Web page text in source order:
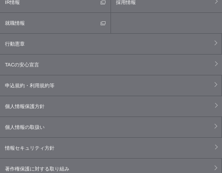
IR情報 採用情報
就職情報
行動憲章
TACの安心宣言
申込規約・利用規約等
個人情報保護方針
個人情報の取扱い
情報セキュリティ方針
著作権保護に対する取り組み